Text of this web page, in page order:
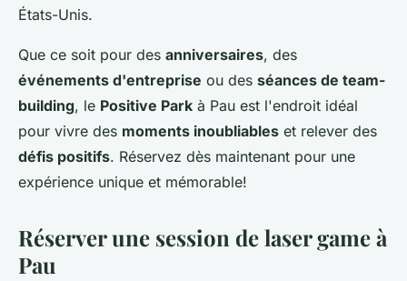
États-Unis.
Que ce soit pour des anniversaires, des
événements d'entreprise ou des séances de team-
building, le Positive Park à Pau est l'endroit idéal
pour vivre des moments inoubliables et relever des
défis positifs. Réservez dès maintenant pour une
expérience unique et mémorable!
Réserver une session de laser game à
Pau